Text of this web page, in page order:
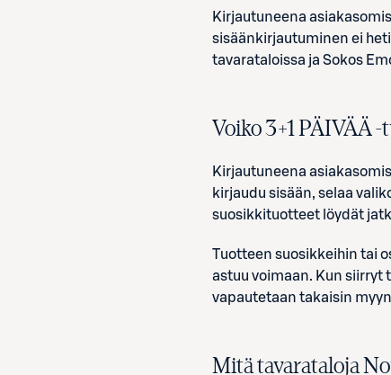
Kirjautuneena
sisäänkirjautuminen ei
tavarataloissa ja Sokos
Voiko3+1PÄIVÄÄ -
Kirjautuneena
kirjaudu sisään, selaa
suosikkituotteet löydät
Tuotteen suosikkeihin tai
astuu voimaan. Kun
vapautetaan takaisin
Mitä tavarataloja